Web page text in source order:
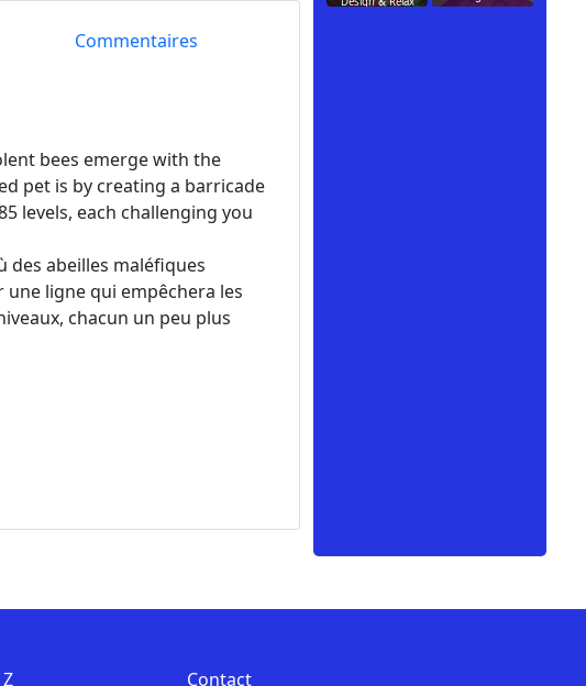
Commentaires
bees emerge with the
pet is by creating a barricade
levels, each challenging you
des abeilles maléfiques
ligne qui empêchera les
chacun un peu plus
Contact